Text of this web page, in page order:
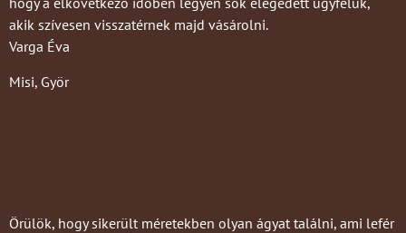
akik szívesen visszatérnek majd vásárolni.
Varga Éva
Misi, Györ
Örülök, hogy sikerült méretekben olyan ágyat találni, ami lefér